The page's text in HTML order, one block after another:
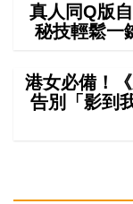
真人同Q版
秘技輕鬆一
港女必備！
告別「影到